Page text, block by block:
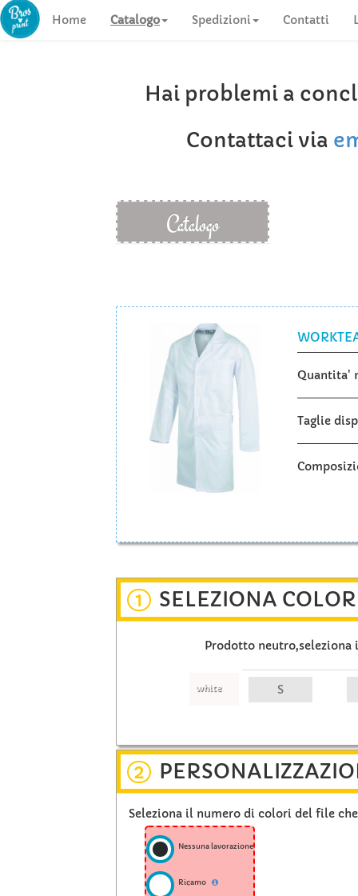
Home Catalogo Spedizioni Contatti
Hai problemi a
Contattaci via
Catalogo
Quantita'
Taglie
1 SELEZIONA
Prodotto
white
2
Seleziona il numero di colori del file
Nessuna lavorazione
Ricamo